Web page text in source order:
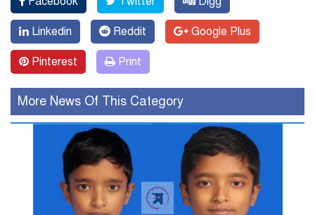
Linkedin Reddit Google Plus
Pinterest Print
More News Of This Category